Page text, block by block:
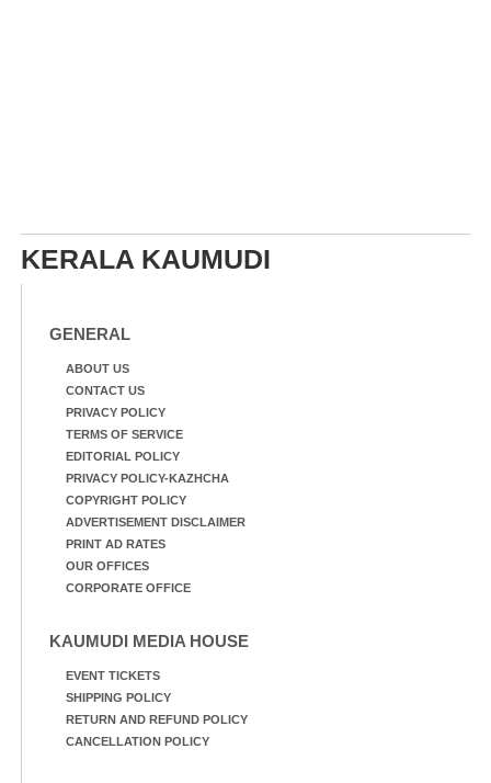
KERALA KAUMUDI
GENERAL
ABOUT US
CONTACT US
PRIVACY POLICY
TERMS OF SERVICE
EDITORIAL POLICY
PRIVACY POLICY-KAZHCHA
COPYRIGHT POLICY
ADVERTISEMENT DISCLAIMER
PRINT AD RATES
OUR OFFICES
CORPORATE OFFICE
KAUMUDI MEDIA HOUSE
EVENT TICKETS
SHIPPING POLICY
RETURN AND REFUND POLICY
CANCELLATION POLICY